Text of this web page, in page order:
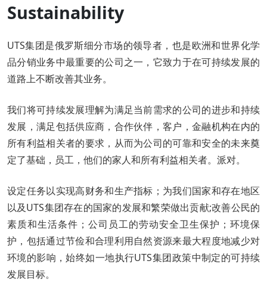
Sustainability
UTS集团是俄罗斯细分市场的领导者，也是欧洲和世界化学
品分销业务中最重要的公司之一，它致力于在可持续发展的
道路上不断改善其业务。
我们将可持续发展理解为满足当前需求的公司的进步和持续
发展，满足包括供应商，合作伙伴，客户，金融机构在内的
所有利益相关者的要求，从而为公司的可靠和安全的未来奠
定了基础，员工，他们的家人和所有利益相关者。派对。
设定任务以实现高财务和生产指标；为我们国家和存在地区
以及UTS集团存在的国家的发展和繁荣做出贡献;改善公民的
素质和生活条件；公司员工的劳动安全卫生保护；环境保
护，包括通过节俭和合理利用自然资源来最大程度地减少对
环境的影响，始终如一地执行UTS集团政策中制定的可持续
发展目标。